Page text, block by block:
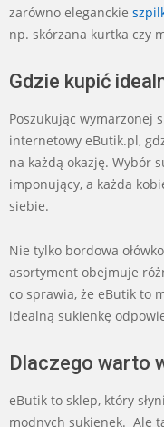
zarówno eleganckie
np. skórzana kurtka czy
Gdzie kupić
Poszukując wymarzonej
internetowy eButik.pl,
na każdą okazję. Wybór
imponujący, a każda
siebie.
Nie tylko bordowa
asortyment obejmuje
co sprawia, że eButik to
idealną sukienkę
Dlaczego warto
eButik to sklep, który
modnych sukienek. Ale